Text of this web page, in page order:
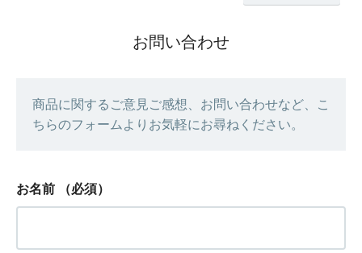
お問い合わせ
商品に関するご意見ご感想、お問い合わせなど、こ
ちらのフォームよりお気軽にお尋ねください。
お名前 （必須）